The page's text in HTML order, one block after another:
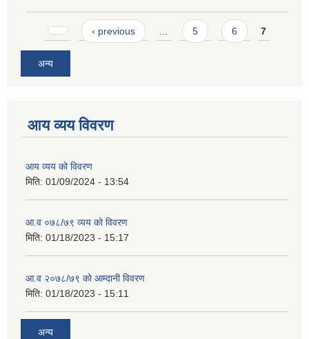
Pages ‹ previous … 5 6 7
अन्य
आय व्यय विवरण
आय व्यय को विवरण
मिति: 01/09/2024 - 13:54
आ.व ०७८/७९ व्यय को विवरण
मिति: 01/18/2023 - 15:17
आ.व २०७८/७९ को आम्दानी विवरण
मिति: 01/18/2023 - 15:11
अन्य